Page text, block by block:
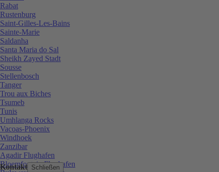
Kontakt Schließen
Rabat
Rustenburg
Saint-Gilles-Les-Bains
Sainte-Marie
Saldanha
Santa Maria do Sal
Sheikh Zayed Stadt
Sousse
Stellenbosch
Tanger
Trou aux Biches
Tsumeb
Tunis
Umhlanga Rocks
Vacoas-Phoenix
Windhoek
Zanzibar
Agadir Flughafen
Bloemfontein Flughafen